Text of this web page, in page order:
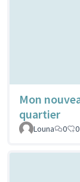
Mon
quartier
Louna
0 0